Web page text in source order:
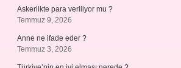
Askerlikte para veriliyor mu ?
Temmuz 9, 2026
Anne ne ifade eder ?
Temmuz 3, 2026